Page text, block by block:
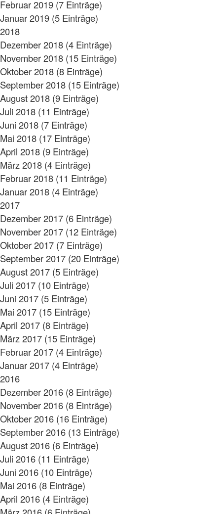
Februar 2019 (7 Einträge)
Januar 2019 (5 Einträge)
2018
Dezember 2018 (4 Einträge)
November 2018 (15 Einträge)
Oktober 2018 (8 Einträge)
September 2018 (15 Einträge)
August 2018 (9 Einträge)
Juli 2018 (11 Einträge)
Juni 2018 (7 Einträge)
Mai 2018 (17 Einträge)
April 2018 (9 Einträge)
März 2018 (4 Einträge)
Februar 2018 (11 Einträge)
Januar 2018 (4 Einträge)
2017
Dezember 2017 (6 Einträge)
November 2017 (12 Einträge)
Oktober 2017 (7 Einträge)
September 2017 (20 Einträge)
August 2017 (5 Einträge)
Juli 2017 (10 Einträge)
Juni 2017 (5 Einträge)
Mai 2017 (15 Einträge)
April 2017 (8 Einträge)
März 2017 (15 Einträge)
Februar 2017 (4 Einträge)
Januar 2017 (4 Einträge)
2016
Dezember 2016 (8 Einträge)
November 2016 (8 Einträge)
Oktober 2016 (16 Einträge)
September 2016 (13 Einträge)
August 2016 (6 Einträge)
Juli 2016 (11 Einträge)
Juni 2016 (10 Einträge)
Mai 2016 (8 Einträge)
April 2016 (4 Einträge)